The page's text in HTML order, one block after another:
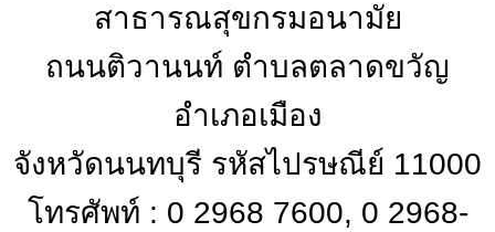
สาธารณสุขกรมอนามัย
ถนนติวานนท์ ตำบลตลาดขวัญ
อำเภอเมือง
จังหวัดนนทบุรี รหัสไปรษณีย์ 11000
โทรศัพท์ : 0 2968 7600, 0 2968-